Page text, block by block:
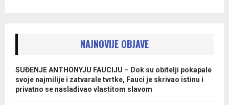
NAJNOVIJE OBJAVE
SUĐENJE ANTHONYJU FAUCIJU – Dok su obitelji pokapale
svoje najmilije i zatvarale tvrtke, Fauci je skrivao istinu i
privatno se naslađivao vlastitom slavom